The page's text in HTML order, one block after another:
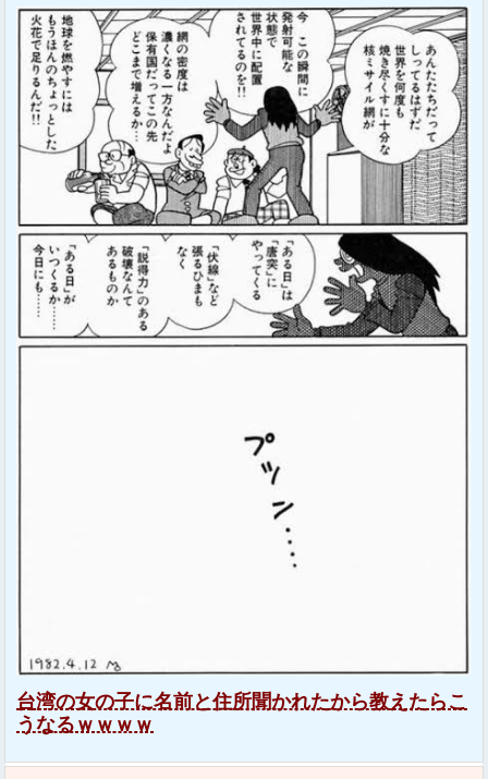
台湾の女の子に名前と住所聞かれたから教えたらこ
うなるｗｗｗｗ